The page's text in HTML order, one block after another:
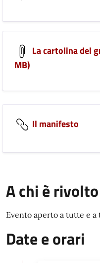
La cartolina del
MB)
Il manifesto
A chi è rivolto
Evento aperto a tutte e
Date e orari